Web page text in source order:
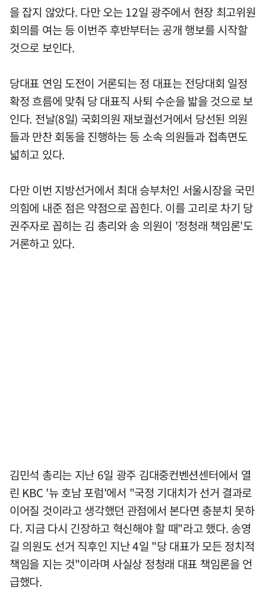
을 잡지 않았다. 다만 오는 12일 광주에서 현장 최고위원
회의를 여는 등 이번주 후반부터는 공개 행보를 시작할
것으로 보인다.
당대표 연임 도전이 거론되는 정 대표는 전당대회 일정
확정 흐름에 맞춰 당 대표직 사퇴 수순을 밟을 것으로 보
인다. 전날(8일) 국회의원 재보궐선거에서 당선된 의원
들과 만찬 회동을 진행하는 등 소속 의원들과 접촉면도
넓히고 있다.
다만 이번 지방선거에서 최대 승부처인 서울시장을 국민
의힘에 내준 점은 약점으로 꼽힌다. 이를 고리로 차기 당
권주자로 꼽히는 김 총리와 송 의원이 '정청래 책임론'도
거론하고 있다.
김민석 총리는 지난 6일 광주 김대중컨벤션센터에서 열
린 KBC '뉴 호남 포럼'에서 "국정 기대치가 선거 결과로
이어질 것이라고 생각했던 관점에서 본다면 충분치 못하
다. 지금 다시 긴장하고 혁신해야 할 때"라고 했다. 송영
길 의원도 선거 직후인 지난 4일 "당 대표가 모든 정치적
책임을 지는 것"이라며 사실상 정청래 대표 책임론을 언
급했다.